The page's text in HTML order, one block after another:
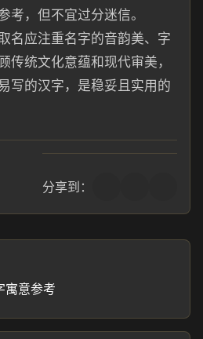
考，但不宜过分迷信。
名应注重名字的音韵美、字
传统文化意蕴和现代审美，
写的汉字，是稳妥且实用的
分享到：
寓意参考